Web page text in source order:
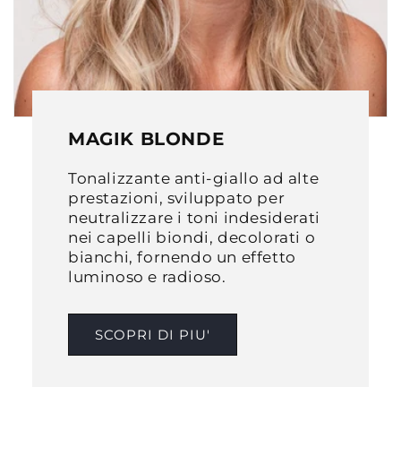
MAGIK BLONDE
Tonalizzante anti-giallo ad alte
prestazioni, sviluppato per
neutralizzare i toni indesiderati
nei capelli biondi, decolorati o
bianchi, fornendo un effetto
luminoso e radioso.​
SCOPRI DI PIU'